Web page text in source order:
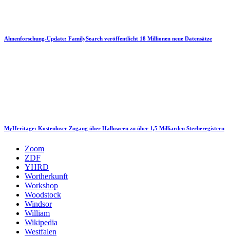
Ahnenforschung-Update: FamilySearch veröffentlicht 18 Millionen neue Datensätze
MyHeritage: Kostenloser Zugang über Halloween zu über 1,5 Milliarden Sterberegistern
Zoom
ZDF
YHRD
Wortherkunft
Workshop
Woodstock
Windsor
William
Wikipedia
Westfalen